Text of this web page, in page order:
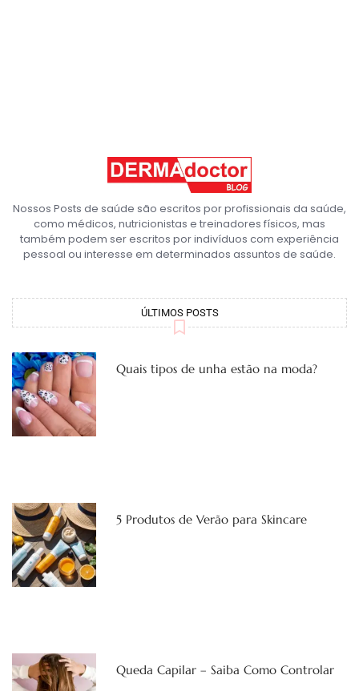
Nossos Posts de saúde são escritos por profissionais da saúde,
como médicos, nutricionistas e treinadores físicos, mas
também podem ser escritos por indivíduos com experiência
pessoal ou interesse em determinados assuntos de saúde.
ÚLTIMOS POSTS
Quais tipos de unha estão na moda?
5 Produtos de Verão para Skincare
Queda Capilar – Saiba Como Controlar